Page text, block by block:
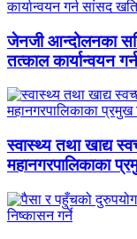
जेनजी आन्दोलनका
तत्काल कार्यान्वयन
स्वास्थ्य तथा खाद्य
महानगरपालिकाका